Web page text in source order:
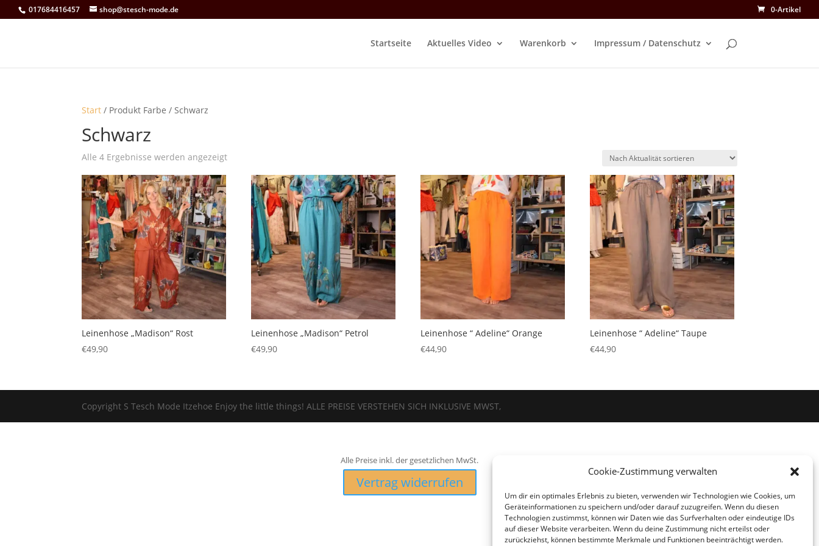
Cookie-Zustimmung verwalten
Um dir ein optimales Erlebnis zu bieten, verwenden wir Technologien wie Cookies, um
Geräteinformationen zu speichern und/oder darauf zuzugreifen. Wenn du diesen
Technologien zustimmst, können wir Daten wie das Surfverhalten oder eindeutige IDs
auf dieser Website verarbeiten. Wenn du deine Zustimmung nicht erteilst oder
zurückziehst, können bestimmte Merkmale und Funktionen beeinträchtigt werden.
017684416457 shop@stesch-mode.de 0-Artikel
Startseite Aktuelles Video Warenkorb Impressum / Datenschutz
Start / Produkt Farbe / Schwarz
Schwarz
Alle 4 Ergebnisse werden angezeigtNach
sortiert
Leinenhose „Madison“ Rost
€49,90
Leinenhose „Madison“ Petrol
€49,90
Leinenhose “ Adeline“ Orange
€44,90
Leinenhose “ Adeline“ Taupe
€44,90
Copyright S Tesch Mode Itzehoe Enjoy the little things! ALLE PREISE VERSTEHEN SICH INKLUSIVE MWST,
Alle Preise inkl. der gesetzlichen MwSt.
Vertrag widerrufen